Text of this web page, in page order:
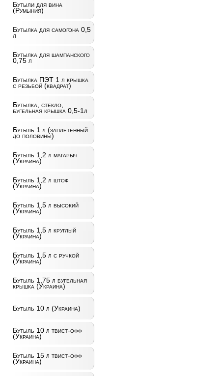
Бутыли для вина
(Румыния)
Бутылка для самогона 0,5
л
Бутылка для шампанского
0,75 л
Бутылка ПЭТ 1 л крышка
с резьбой (квадрат)
Бутылка, стекло,
бугельная крышка 0,5-1л
Бутыль 1 л (заплетенный
до половины)
Бутыль 1,2 л магарыч
(Украина)
Бутыль 1,2 л штоф
(Украина)
Бутыль 1,5 л высокий
(Украина)
Бутыль 1,5 л круглый
(Украина)
Бутыль 1,5 л с ручкой
(Украина)
Бутыль 1,75 л бугельная
крышка (Украина)
Бутыль 10 л (Украина)
Бутыль 10 л твист-офф
(Украина)
Бутыль 15 л твист-офф
(Украина)